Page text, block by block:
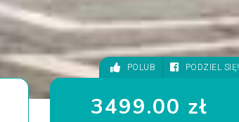
POLUB PODZIEL SIĘ!
3499.00 zł